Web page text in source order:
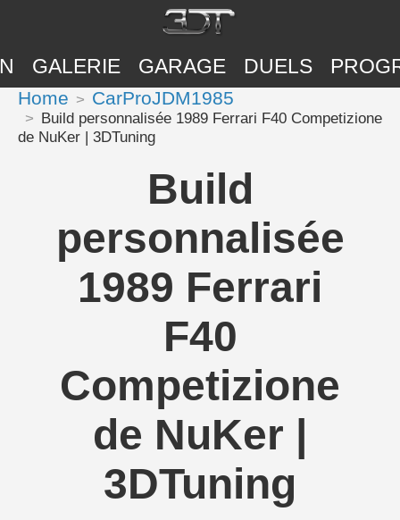
GALERIE GARAGE DUELS
Home CarProJDM1985
Build personnalisée 1989 Ferrari F40 Competizione
de NuKer | 3DTuning
Build
personnalisée
1989 Ferrari
F40
Competizione
de NuKer |
3DTuning